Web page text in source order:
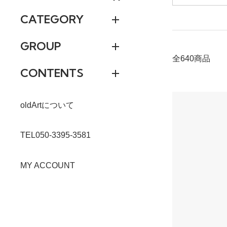
CATEGORY
GROUP
CONTENTS
oldArtについて
TEL050-3395-3581
MY ACCOUNT
全640商品